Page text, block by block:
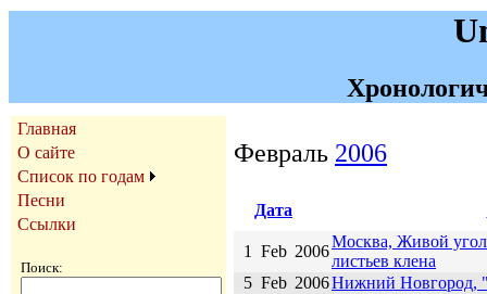
Главная
О сайте
Список по годам
Песни
Ссылки
Поиск:
Февраль 2006
Дата
1 Feb 2006
Москва, Живой
листьев клена
5 Feb 2006Нижний Новгород,